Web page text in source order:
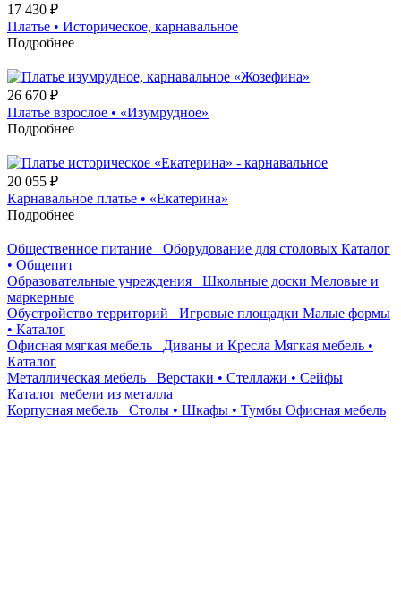
17 430 ₽
Платье • Историческое, карнавальное
Подробнее
26 670 ₽
Платье взрослое • «Изумрудное»
Подробнее
20 055 ₽
Карнавальное платье • «Екатерина»
Подробнее
Общественное питание Оборудование для столовых Каталог
• Общепит
Образовательные учреждения
Школьные доски Меловые и
маркерные
Обустройство территорий
Игровые площадки Малые формы
• Каталог
Офисная мягкая мебель
Диваны и Кресла Мягкая мебель •
Каталог
Металлическая мебель
Верстаки • Стеллажи • Сейфы
Каталог мебели из металла
Корпусная мебель
Столы • Шкафы • Тумбы Офисная мебель